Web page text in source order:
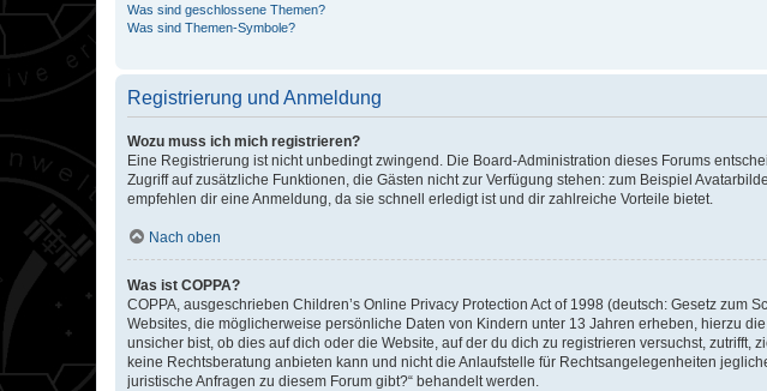
Was sind geschlossene Themen?
Was sind Themen-Symbole?
Registrierung und Anmeldung
Wozu muss ich mich registrieren?
Eine Registrierung ist nicht unbedingt zwingend. Die Board-Administration dieses Forums
Zugriff auf zusätzliche Funktionen, die Gästen nicht zur Verfügung stehen: zum Beispiel
empfehlen dir eine Anmeldung, da sie schnell erledigt ist und dir zahlreiche Vorteile bietet.
Nach oben
Was ist COPPA?
COPPA, ausgeschrieben Children’s Online Privacy Protection Act of 1998 (deutsch: Gesetz
Websites, die möglicherweise persönliche Daten von Kindern unter 13 Jahren erheben, hierzu
unsicher bist, ob dies auf dich oder die Website, auf der du dich zu registrieren versuchst,
keine Rechtsberatung anbieten kann und nicht die Anlaufstelle für Rechtsangelegenheiten
juristische Anfragen zu diesem Forum gibt?“ behandelt werden.